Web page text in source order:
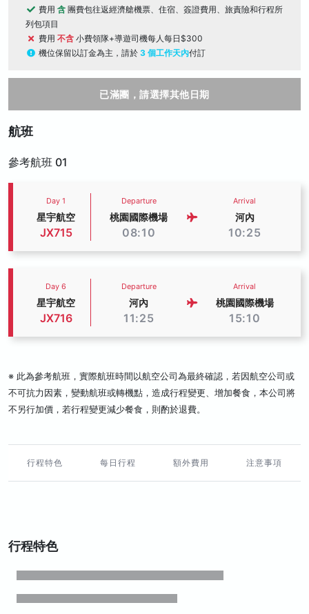
費用 含 團費包往返經濟艙機票、住宿、簽證費用、旅責險和行程所
列包項目
費用 不含 小費領隊+導遊司機每人每日$300
機位保留以訂金為主，請於 3 個工作天內付訂
已滿團，請選擇其他日期
航班
參考航班 01
Day 1
星宇航空
JX715
Departure
桃園國際機場
08:10
Arrival
河內
10:25
Day 6
星宇航空
JX716
Departure
河內
11:25
Arrival
桃園國際機場
15:10
※ 此為參考航班，實際航班時間以航空公司為最終確認，若因航空公司或
不可抗力因素，變動航班或轉機點，造成行程變更、增加餐食，本公司將
不另行加價，若行程變更減少餐食，則酌於退費。
行程特色 每日行程 額外費用 注意事項
行程特色